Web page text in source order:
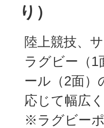
り）
陸上競技、
ラグビー（1
ール（2面）
応じて幅広
※ラグビー